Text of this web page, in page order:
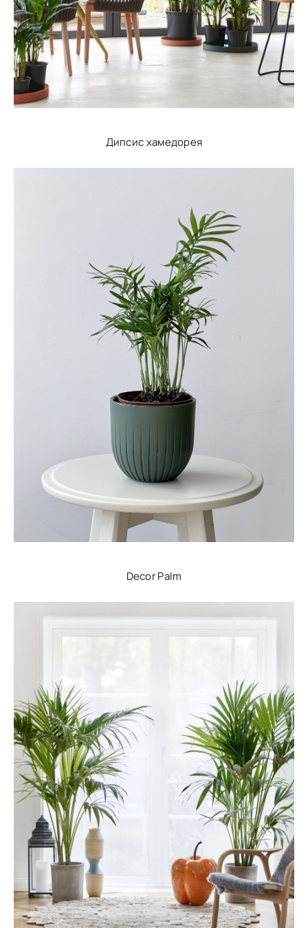
Дипсис хамедорея
Decor Palm